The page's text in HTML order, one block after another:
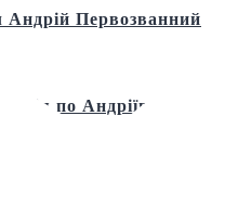
Андрій Первозванний
по Андріївській